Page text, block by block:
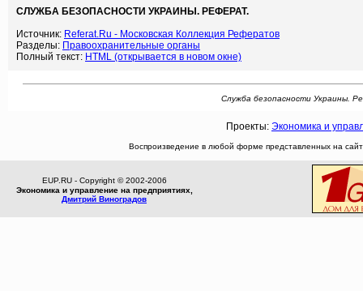
СЛУЖБА БЕЗОПАСНОСТИ УКРАИНЫ. РЕФЕРАТ.
Источник: Referat.Ru - Московская Коллекция Рефератов
Разделы: Правоохранительные органы
Полный текст: HTML (открывается в новом окне)
Служба безопасности Украины.
Проекты: Экономика и
Воспроизведение в любой форме представленных на
EUP.RU - Copyright © 2002-2006
Экономика и управление на предприятиях,
Дмитрий Виноградов